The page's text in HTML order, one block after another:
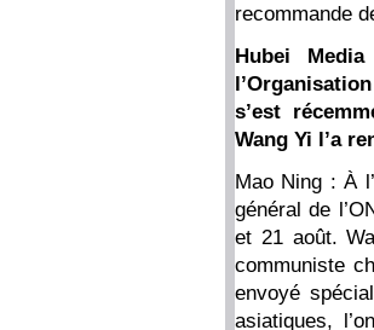
recommande
Hubei
s’est
Wang Yi l’a
Mao Ning : À
général de
et 21 août.
communiste
envoyé
asiatiques,